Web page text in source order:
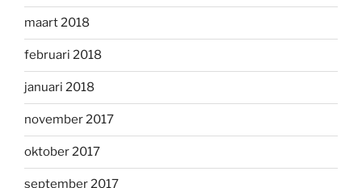
maart 2018
februari 2018
januari 2018
november 2017
oktober 2017
september 2017